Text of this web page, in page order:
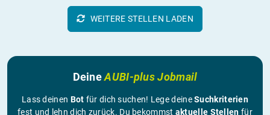
WEITERE STELLEN LADEN
DeineAUBI-plus Jobmail
Lass deinen Bot für dich suchen! Lege deineSuchkriterien
fest und lehn dich zurück. Du bekommst aktuelle Stellen für